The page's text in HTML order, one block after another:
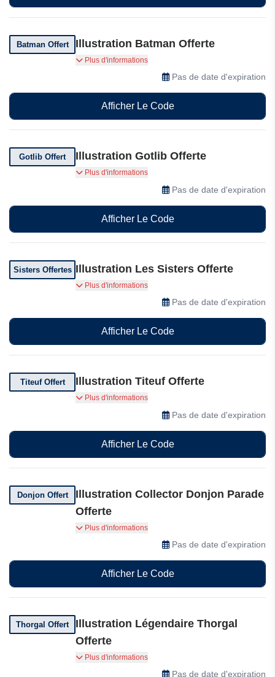
Batman Offert Illustration Batman Offerte
Recevez gratuitement une illustration Batman à
l'achat de 2 albums Urban Comics.
Plus d'informations
Pas de date d'expiration
Afficher Le Code
Gotlib Offert Illustration Gotlib Offerte
Recevez gratuitement une illustration Gotlib à
l'achat de 2 albums Fluide Glacial.
Plus d'informations
Pas de date d'expiration
Afficher Le Code
Sisters Offertes Illustration Les Sisters Offerte
Recevez gratuitement une illustration Les Sisters
à l'achat de 2 albums Bamboo.
Plus d'informations
Pas de date d'expiration
Afficher Le Code
Titeuf Offert Illustration Titeuf Offerte
Recevez gratuitement une illustration Titeuf à
l'achat de 2 albums Glénat.
Plus d'informations
Pas de date d'expiration
Afficher Le Code
Donjon Offert
Illustration Collector Donjon Parade
Offerte
Recevez gratuitement une illustration collector
Donjon Parade à l'achat de 2 albums Delcourt.
Plus d'informations
Pas de date d'expiration
Afficher Le Code
Thorgal Offert
Illustration Légendaire Thorgal
Offerte
Recevez gratuitement une illustration légendaire
Thorgal à l'achat de 2 albums Le Lombard.
Plus d'informations
Pas de date d'expiration